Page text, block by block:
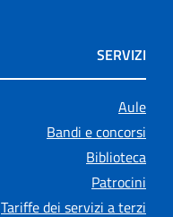
SERVIZI
Aule
Bandi e concorsi
Biblioteca
Patrocini
Tariffe dei servizi a terzi